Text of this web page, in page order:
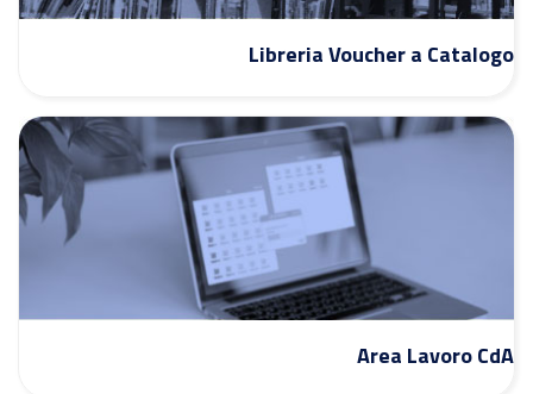
Libreria Voucher a Catalogo
Area Lavoro CdA